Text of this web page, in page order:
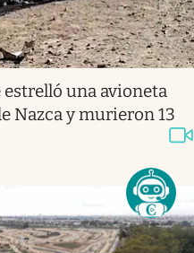
estrelló una avioneta
Nazca y murieron 13